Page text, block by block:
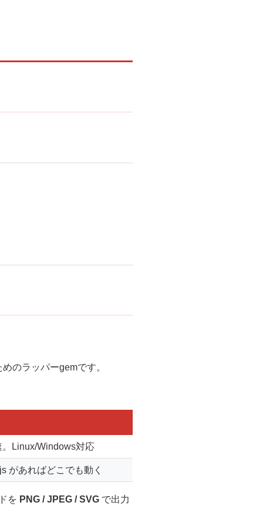
のラッパーgemです。
。Linux/Windows対応
があればどこでも動く
を PNG / JPEG / SVG で出力